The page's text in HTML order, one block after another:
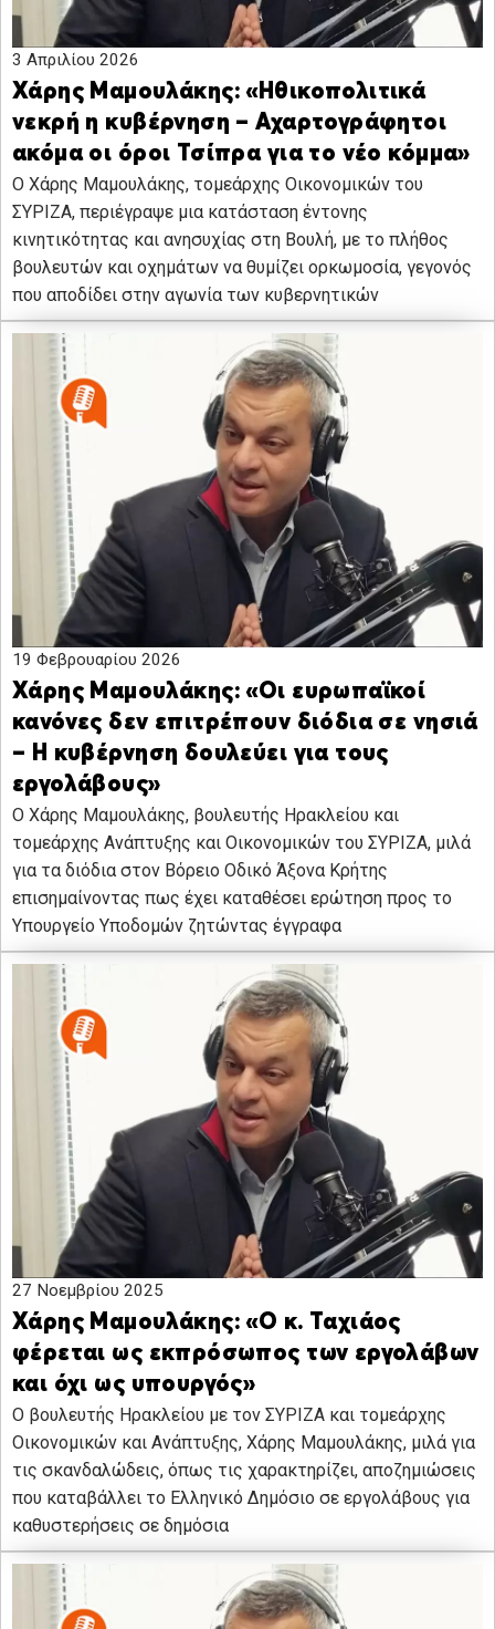
3 Απριλίου 2026
Χάρης Μαμουλάκης: «Ηθικοπολιτικά
νεκρή η κυβέρνηση – Αχαρτογράφητοι
ακόμα οι όροι Τσίπρα για το νέο κόμμα»
Ο Χάρης Μαμουλάκης, τομεάρχης Οικονομικών του
ΣΥΡΙΖΑ, περιέγραψε μια κατάσταση έντονης
κινητικότητας και ανησυχίας στη Βουλή, με το πλήθος
βουλευτών και οχημάτων να θυμίζει ορκωμοσία, γεγονός
που αποδίδει στην αγωνία των κυβερνητικών
19 Φεβρουαρίου 2026
Χάρης Μαμουλάκης: «Οι ευρωπαϊκοί
κανόνες δεν επιτρέπουν διόδια σε νησιά
– Η κυβέρνηση δουλεύει για τους
εργολάβους»
O Χάρης Μαμουλάκης, βουλευτής Ηρακλείου και
τομεάρχης Ανάπτυξης και Οικονομικών του ΣΥΡΙΖΑ, μιλά
για τα διόδια στον Βόρειο Οδικό Άξονα Κρήτης
επισημαίνοντας πως έχει καταθέσει ερώτηση προς το
Υπουργείο Υποδομών ζητώντας έγγραφα
27 Νοεμβρίου 2025
Χάρης Μαμουλάκης: «Ο κ. Ταχιάος
φέρεται ως εκπρόσωπος των εργολάβων
και όχι ως υπουργός»
Ο βουλευτής Ηρακλείου με τον ΣΥΡΙΖΑ και τομεάρχης
Οικονομικών και Ανάπτυξης, Χάρης Μαμουλάκης, μιλά για
τις σκανδαλώδεις, όπως τις χαρακτηρίζει, αποζημιώσεις
που καταβάλλει το Ελληνικό Δημόσιο σε εργολάβους για
καθυστερήσεις σε δημόσια